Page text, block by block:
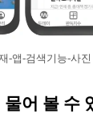
-앱-검색기능-사진
어 볼 수